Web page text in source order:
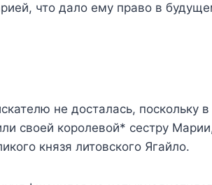
что дало ему право в
не досталась, поскольку
своей королевой* сестру
князя литовского Ягайло.